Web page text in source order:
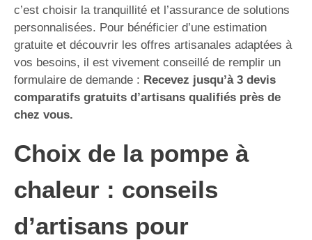
c’est choisir la tranquillité et l’assurance de solutions
personnalisées. Pour bénéficier d’une estimation
gratuite et découvrir les offres artisanales adaptées à
vos besoins, il est vivement conseillé de remplir un
formulaire de demande : Recevez jusqu’à 3 devis
comparatifs gratuits d’artisans qualifiés près de
chez vous.
Choix de la pompe à
chaleur : conseils
d’artisans pour